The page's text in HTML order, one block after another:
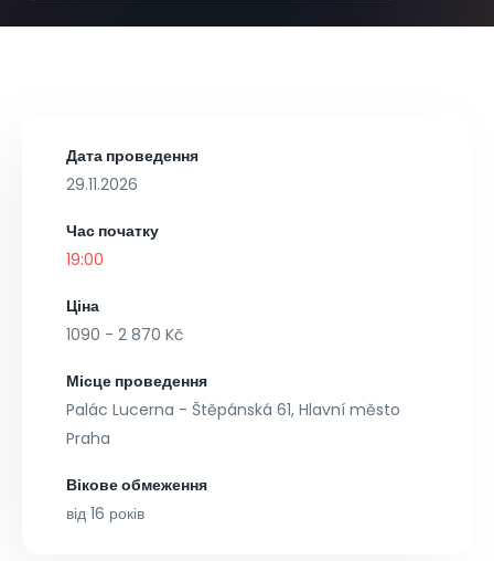
Дата проведення
29.11.2026
Час початку
19:00
Ціна
1090 - 2 870 Kč
Місце проведення
Palác Lucerna - Štěpánská 61, Hlavní město
Praha
Вікове обмеження
від 16 років